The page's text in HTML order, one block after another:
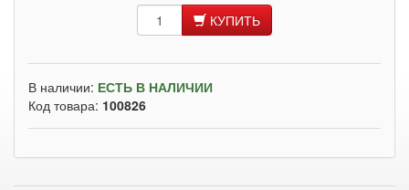
КУПИТЬ
В наличии: ЕСТЬ В НАЛИЧИИ
Код товара: 100826